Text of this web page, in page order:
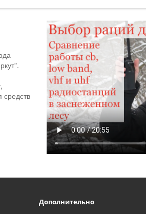
средств
Дополнительно